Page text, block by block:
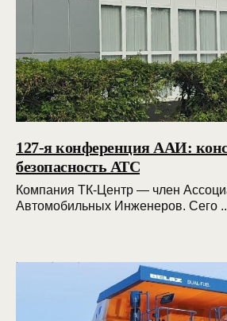
127-я конференция ААИ:
безопасность АТС
Компания ТК-Центр — член
Автомобильных Инженеров. Сего